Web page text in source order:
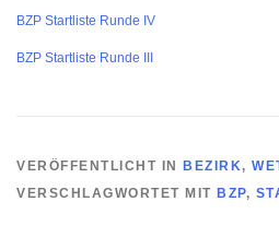
BZP Startliste Runde IV
BZP Startliste Runde III
VERÖFFENTLICHT IN BEZIRK ,
VERSCHLAGWORTET MIT BZP,